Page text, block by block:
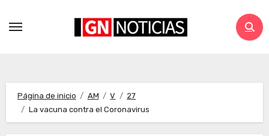
Página de inicio AM V
27
La vacuna contra el Coronavirus